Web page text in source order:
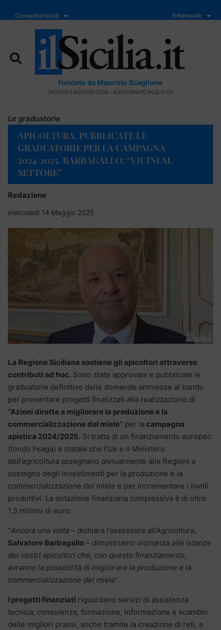
Cronache locali Il Network
Fondato da Maurizio Scaglione
GIOVEDÌ 6 AGOSTO 2026 - AGGIORNATO ALLE 12:00
Le graduatorie
APICOLTURA, PUBBLICATE LE
GRADUATORIE PER LA CAMPAGNA
2024/2025. BARBAGALLO: “VICINI AL
SETTORE”
Redazione
mercoledì 14 Maggio 2025
La Regione Siciliana sostiene gli apicoltori attraverso
contributi ad hoc. Sono state approvate e pubblicate le
graduatorie definitive delle domande ammesse al bando
per presentare progetti finalizzati alla realizzazione di
“Azioni dirette a migliorare la produzione e la
commercializzazione del miele” per la campagna
apistica 2024/2025. Si tratta di un finanziamento europeo
(fondo Feaga) e statale che l’Ue e il Ministero
dell’agricoltura assegnano annualmente alle Regioni a
sostegno degli investimenti per la produzione e la
commercializzazione del miele e per incrementare i livelli
produttivi. La dotazione finanziaria complessiva è di oltre
1,3 milioni di euro.
“Ancora una volta – dichiara l’assessore all’Agricoltura,
Salvatore Barbagallo – dimostriamo vicinanza alle istanze
dei nostri apicoltori che, con questo finanziamento,
avranno la possibilità di migliorare la produzione e la
commercializzazione del miele“.
I progetti finanziati riguardano servizi di assistenza
tecnica, consulenza, formazione, informazione e scambio
delle migliori prassi, anche tramite la creazione di reti, a